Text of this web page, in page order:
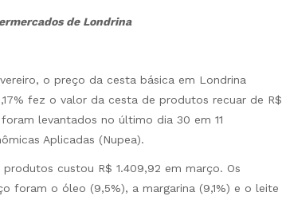
de Londrina
o preço da cesta básica em Londrina
fez o valor da cesta de produtos recuar de R$
levantados no último dia 30 em 11
Aplicadas (Nupea).
custou R$ 1.409,92 em março. Os
foram o óleo (9,5%), a margarina (9,1%) e o leite